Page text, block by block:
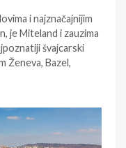
i najznačajnijim
je Miteland i zauzima
švajcarski
Ženeva, Bazel,